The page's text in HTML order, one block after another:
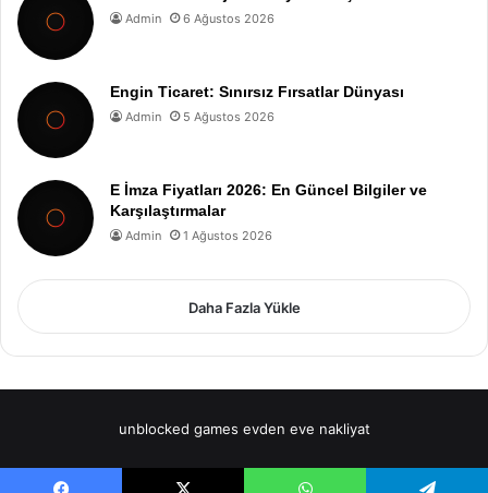
Admin 6 Ağustos 2026
Engin Ticaret: Sınırsız Fırsatlar Dünyası
Admin 5 Ağustos 2026
E İmza Fiyatları 2026: En Güncel Bilgiler ve
Karşılaştırmalar
Admin 1 Ağustos 2026
Daha Fazla Yükle
unblocked games evden eve nakliyat